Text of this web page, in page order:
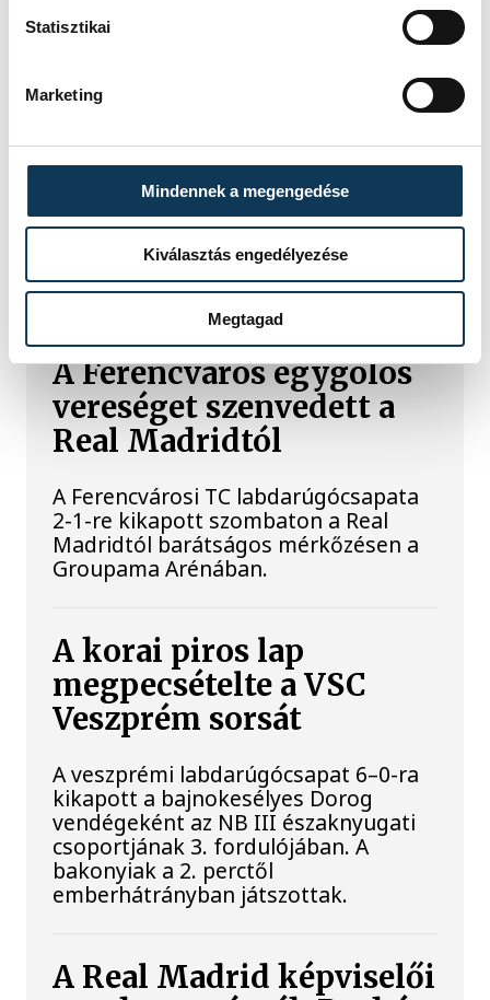
Statisztikai
Marketing
Mindennek a megengedése
Kiválasztás engedélyezése
Megtagad
munkatársai azon dolgoznak, hogy az
utolsó még termelő turbina
miniszterelnök a paksi erőműnél tett
keddi látogatása során.
SPORT
A Ferencváros egygólos
vereséget szenvedett a
Real Madridtól
A Ferencvárosi TC labdarúgócsapata
2-1-re kikapott szombaton a Real
Madridtól barátságos mérkőzésen a
Groupama Arénában.
A korai piros lap
megpecsételte a VSC
Veszprém sorsát
A veszprémi labdarúgócsapat 6–0-ra
kikapott a bajnokesélyes Dorog
vendégeként az NB III északnyugati
csoportjának 3. fordulójában. A
bakonyiak a 2. perctől
emberhátrányban játszottak.
A Real Madrid képviselői